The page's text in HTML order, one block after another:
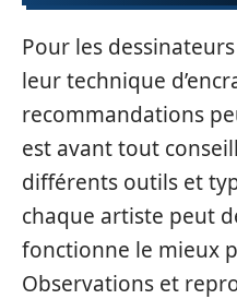
Pour les
leur technique
recommandations
est avant tout
différents outils et
chaque artiste peut
fonctionne le mieux
Observations et